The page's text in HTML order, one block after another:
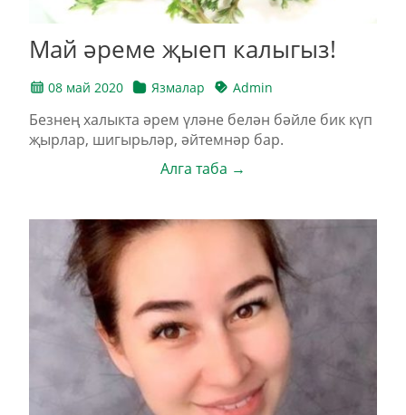
Май әреме җыеп калыгыз!
08 май 2020 Язмалар Admin
Безнең халыкта әрем үләне белән бәйле бик күп
җырлар, шигырьләр, әйтемнәр бар.
Алга таба →